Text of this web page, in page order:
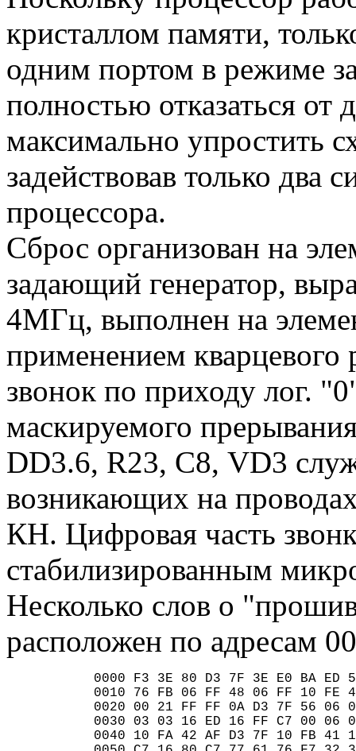
кристаллом памяти,
одним портом в режиме
полностью отказаться от
максимально упростить
задействовав только два
процессора.
Сброс организован на
задающий генератор,
4МГц, выполнен на
применением кварцевого
звонок по приходу лог.
маскируемого
DD3.6, R23, С8, VD3
возникающих на
КН. Цифровая часть
стабилизированным
Несколько слов о
расположен по адресам
0000 F3 3E 80 D3 7F 3Е E0 BA ED
0010 76 FВ 06 FF 48 06 FF 10 FE
0020 00 21 FF FF 0A D3 7F 56 06
0030 03 03 16 ED 16 FF С7 00 06
0040 10 FA 42 AF D3 7F 10 FB 41